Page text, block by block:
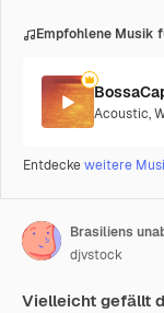
Empfohlene Musik
Acoustic,
Entdeckeweitere
Brasiliens
djvstock
Vielleicht gefällt